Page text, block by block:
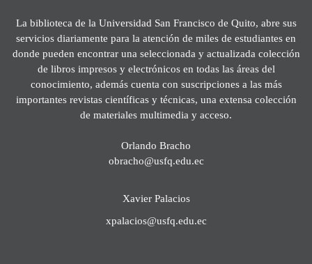
La biblioteca de la Universidad San Francisco de Quito, abre sus
servicios diariamente para la atención de miles de estudiantes en
donde pueden encontrar una seleccionada y actualizada colección
de libros impresos y electrónicos en todas las áreas del
conocimiento, además cuenta con suscripciones a las más
importantes revistas científicas y técnicas, una extensa colección
de materiales multimedia y acceso.
Orlando Bracho
obracho@usfq.edu.ec
Xavier Palacios
xpalacios@usfq.edu.ec